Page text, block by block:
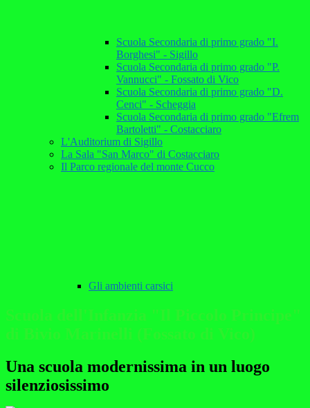
Scuola Secondaria di primo grado "I.
Borghesi" - Sigillo
Scuola Secondaria di primo grado "P.
Vannucci" - Fossato di Vico
Scuola Secondaria di primo grado "D.
Cenci" - Scheggia
Scuola Secondaria di primo grado "Efrem
Bartoletti" - Costacciaro
L'Auditorium di Sigillo
La Sala "San Marco" di Costacciaro
Il Parco regionale del monte Cucco
Gli ambienti carsici
Scuola dell'Infanzia "Il Piccolo Principe"
di Bivio Marinelli (Fossato di Vico)
Una scuola modernissima in un luogo
silenziosissimo